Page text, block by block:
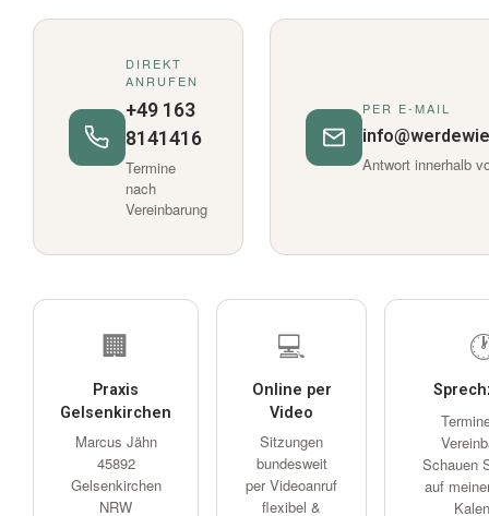
DIREKT
ANRUFEN
+49 163
8141416
Termine
nach
Vereinbarung
PER E-MAIL
Antwort innerhalb
🏢
Praxis
Gelsenkirchen
Marcus Jähn
45892
Gelsenkirchen
NRW
💻
Online per
Video
Sitzungen
bundesweit
per Videoanruf
flexibel &
Schauen
auf